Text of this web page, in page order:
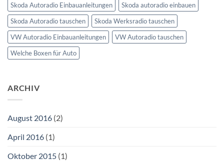
Skoda Autoradio Einbauanleitungen
Skoda autoradio einbauen
Skoda Autoradio tauschen
Skoda Werksradio tauschen
VW Autoradio Einbauanleitungen
VW Autoradio tauschen
Welche Boxen für Auto
ARCHIV
August 2016 (2)
April 2016 (1)
Oktober 2015 (1)